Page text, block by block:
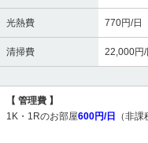
光熱費 770円/日
清掃費 22,000円
【 管理費 】
1K・1Rのお部屋600円/日 （非